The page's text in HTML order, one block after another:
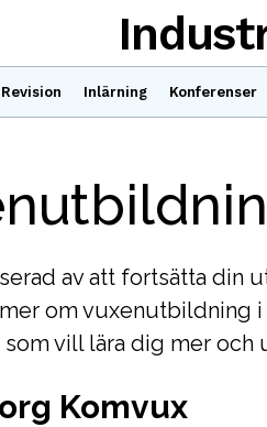
Revision Inlärning Konferenser
av att fortsätta din
om
vill lära dig mer och
Komvux